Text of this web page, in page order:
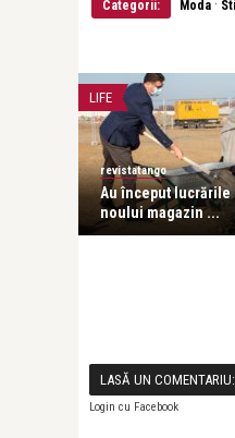
Categorii: Moda ·
LIFE
revistatango
Au început lucrările
noului magazin ...
LASĂ UN COMENTARIU:
Login cu Facebook